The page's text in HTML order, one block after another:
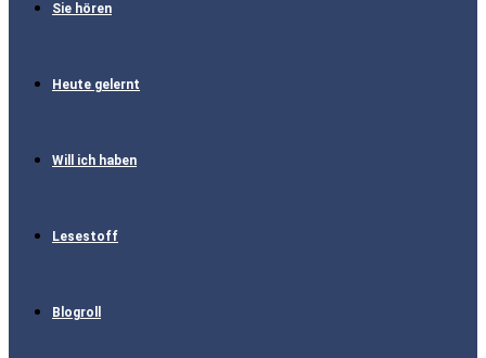
Sie hören
Heute gelernt
Will ich haben
Lesestoff
Blogroll